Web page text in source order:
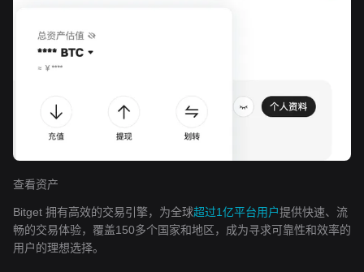
查看资产
Bitget 拥有高效的交易引擎，为全球超过1亿平台用户提供快速、流
畅的交易体验，覆盖150多个国家和地区，成为寻求可靠性和效率的
用户的理想选择。